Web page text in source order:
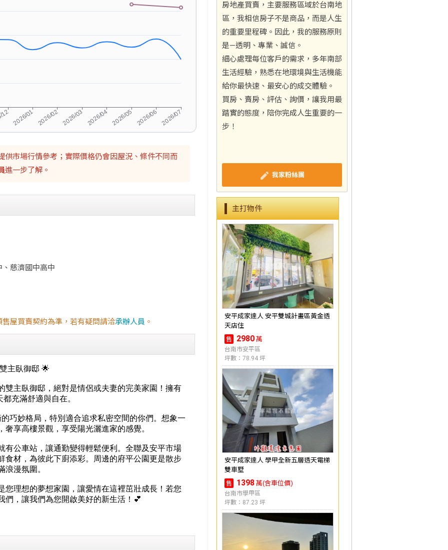
供市場行情參考；實際價格仍會因屋況、條件不同而
進一步了解。
慈濟國中高中
屋買賣契約為準，若有疑問請洽承辦人員 。
房地產買賣，主要服務區域於台南地
區，我相信房子不是商品，而是人生
的重要里程碑。因此，我的服務原則
是—透明、專業、誠信。
細心處理每位客戶的需求，多年南部
生活經驗，熟悉在地環境與生活機能
給你最快速、最安心的成交體驗。
買房、賣房、評估、詢價，讓我用最
踏實的態度，陪你完成人生重要的一
步！
我家粉絲團
主打物件
安平成家達人 安平雙城計畫區黃金透
天店住
售 2980 萬
台南市安平區
坪數：78.94 坪
安平成家達人 學甲全新五層透天電梯
雙車墅
售 1398 萬(含車位價)
台南市學甲區
坪數：87.23 坪